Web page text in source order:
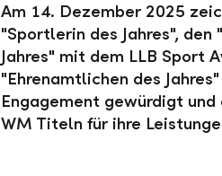
Am 14. Dezember 2025
"Sportlerin des Jahres", den
Jahres" mit dem LLB Sport
"Ehrenamtlichen des
Engagement gewürdigt
WM Titeln für ihre